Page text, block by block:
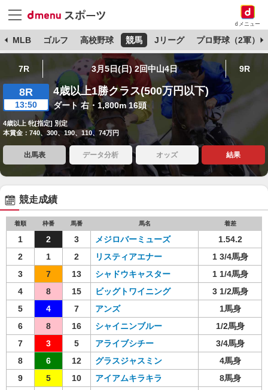
dメニュー
MLB ゴルフ 高校野球 競馬 Jリーグ プロ野球（2軍）
7R 3月5日(日) 2回中山4日 9R
8R
13:50
4歳以上1勝クラス(500万円以下)
ダート 右・1,800m 16頭
4歳以上 牝[指定] 別定
本賞金：740、300、190、110、74万円
出馬表 データ分析 オッズ 結果
競走成績
着順 枠番 馬番 馬名 着差
1 2 3 メジロバーミューズ
1.54.2
2
1 2 リスティアエナー
1 3/4馬身
3
7 13 シャドウキャスター
1 1/4馬身
4
8 15 ビッグトワイニング
3 1/2馬身
5
4 7 アンズ
1馬身
6
8 16 シャイニンブルー
1/2馬身
7
3 5 アライブシチー
3/4馬身
8
6 12 グラスジャスミン
4馬身
9
5 10 アイアムキラキラ
8馬身